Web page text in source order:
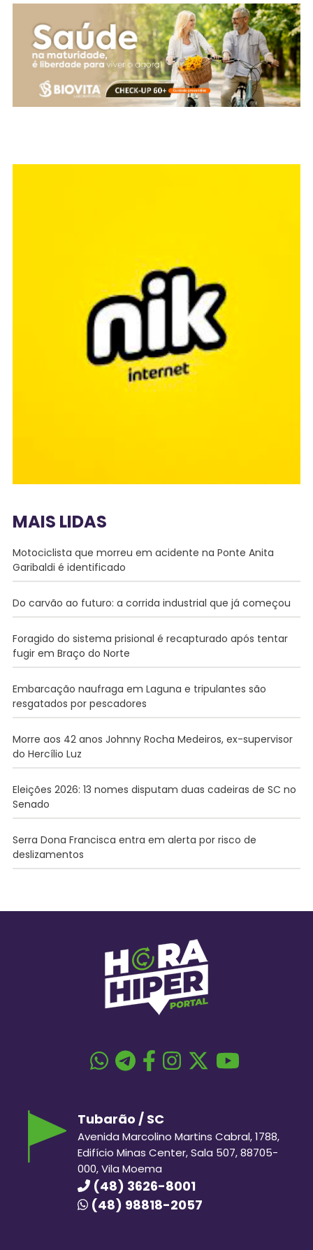
MAIS LIDAS
Motociclista que morreu em acidente na Ponte Anita
Garibaldi é identificado
Do carvão ao futuro: a corrida industrial que já começou
Foragido do sistema prisional é recapturado após tentar
fugir em Braço do Norte
Embarcação naufraga em Laguna e tripulantes são
resgatados por pescadores
Morre aos 42 anos Johnny Rocha Medeiros, ex-supervisor
do Hercílio Luz
Eleições 2026: 13 nomes disputam duas cadeiras de SC no
Senado
Serra Dona Francisca entra em alerta por risco de
deslizamentos
Tubarão / SC
Avenida Marcolino Martins Cabral, 1788,
Edifício Minas Center, Sala 507, 88705-
000, Vila Moema
(48) 3626-8001
(48) 98818-2057